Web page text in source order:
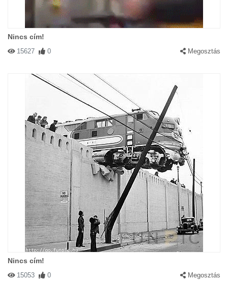
Nincs cím!
15627 0 Megosztás
Nincs cím!
15053 0 Megosztás